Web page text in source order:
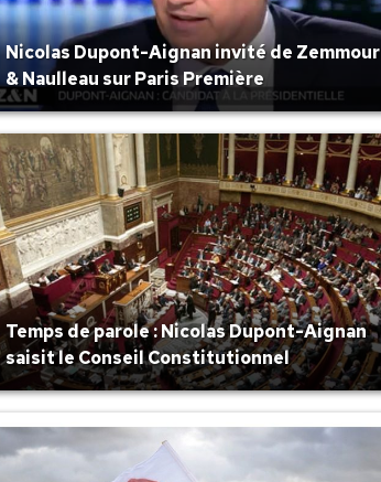
Nicolas Dupont-Aignan invité de Zemmour
& Naulleau sur Paris Première
Temps de parole : Nicolas Dupont-Aignan
saisit le Conseil Constitutionnel